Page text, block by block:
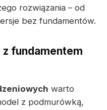
rozwiązania – od
bez fundamentów.
fundamentem
warto
z podmurówką,